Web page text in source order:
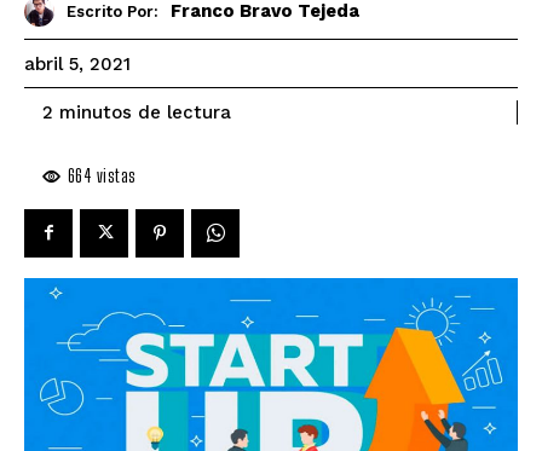
Escrito Por: Franco Bravo Tejeda
abril 5, 2021
2 minutos de lectura
664 vistas